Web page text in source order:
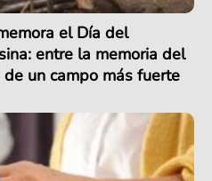
el Día del
entre la memoria del
un campo más fuerte